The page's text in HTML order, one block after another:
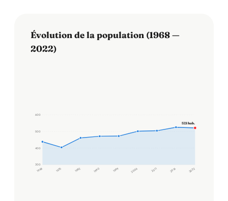
Évolution de la population (1968 —
2022)
300
400
500
600
1968 1975 1982 1990 1999 2006 2011 2016 2022
521 hab.